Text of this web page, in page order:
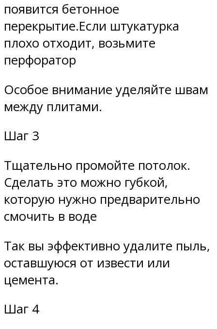
появится бетонное
перекрытие.Если штукатурка
плохо отходит, возьмите
перфоратор
Особое внимание уделяйте швам
между плитами.
Шаг 3
Тщательно промойте потолок.
Сделать это можно губкой,
которую нужно предварительно
смочить в воде
Так вы эффективно удалите пыль,
оставшуюся от извести или
цемента.
Шаг 4